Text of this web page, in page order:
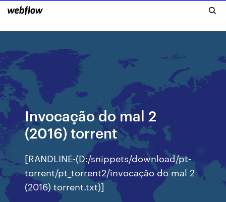
Invocação do mal 2
(2016) torrent
[RANDLINE-(D:/snippets/download/pt-
torrent/pt_torrent2/invocação do mal 2
(2016) torrent.txt)]